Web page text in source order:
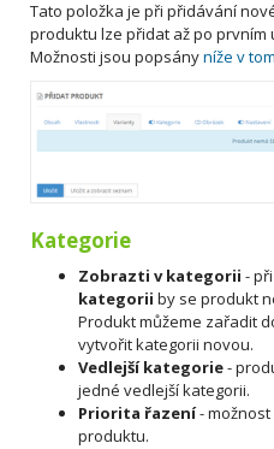
Tato položka je při přidávání
produktu lze přidat až po
Možnosti jsou popsányníže v
Kategorie
Zobrazti v kategorii -
kategorii by se produkt
Produkt můžeme zařadit
vytvořit kategorii novou.
Vedlejší kategorie-
jedné vedlejší kategorii.
Priorita řazení-
produktu.